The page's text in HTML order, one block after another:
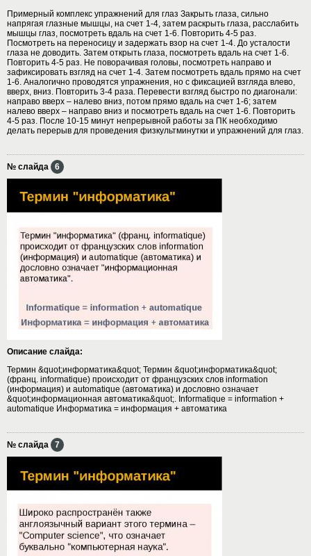
Примерный комплекс упражнений для глаз Закрыть глаза, сильно
напрягая глазные мышцы, на счет 1-4, затем раскрыть глаза, расслабить
мышцы глаз, посмотреть вдаль на счет 1-6. Повторить 4-5 раз.
Посмотреть на переносицу и задержать взор на счет 1-4. До усталости
глаза не доводить. Затем открыть глаза, посмотреть вдаль на счет 1-6.
Повторить 4-5 раз. Не поворачивая головы, посмотреть направо и
зафиксировать взгляд на счет 1-4. Затем посмотреть вдаль прямо на счет
1-6. Аналогично проводятся упражнения, но с фиксацией взгляда влево,
вверх, вниз. Повторить 3-4 раза. Перевести взгляд быстро по диагонали:
направо вверх – налево вниз, потом прямо вдаль на счет 1-6; затем
налево вверх – направо вниз и посмотреть вдаль на счет 1-6. Повторить
4-5 раз. После 10-15 минут непрерывной работы за ПК необходимо
делать перерыв для проведения физкультминутки и упражнений для глаз.
№ слайда 6
Описание слайда:
Термин &quot;информатика&quot; Термин &quot;информатика&quot;
(франц. informatique) происходит от французских слов information
(информация) и automatique (автоматика) и дословно означает
&quot;информационная автоматика&quot;. Informatique = information +
automatique Информатика = информация + автоматика
№ слайда 7